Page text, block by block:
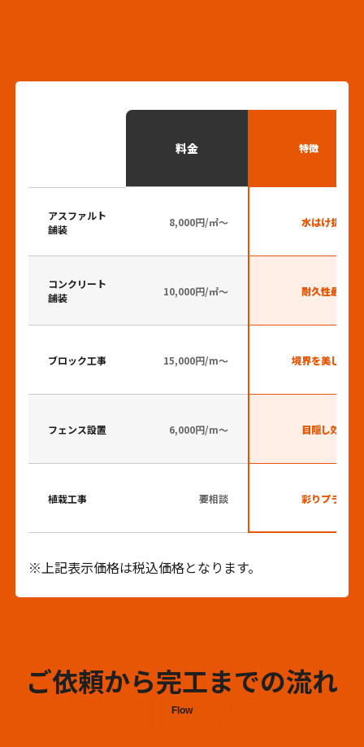
料金 特徴
アスファルト
舗装
8,000円/㎡～ 水はけ抜群
コンクリート
舗装
10,000円/㎡～ 耐久性最強
ブロック工事 15,000円/m～ 境界を美しく
フェンス設置 6,000円/m～ 目隠し効果
植栽工事 要相談 彩りプラス
※上記表示価格は税込価格となります。
Flow
ご依頼から完工までの流れ
Flow